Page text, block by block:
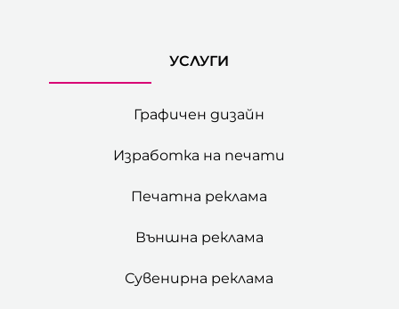
УСЛУГИ
Графичен дизайн
Изработка на печати
Печатна реклама
Външна реклама
Сувенирна реклама